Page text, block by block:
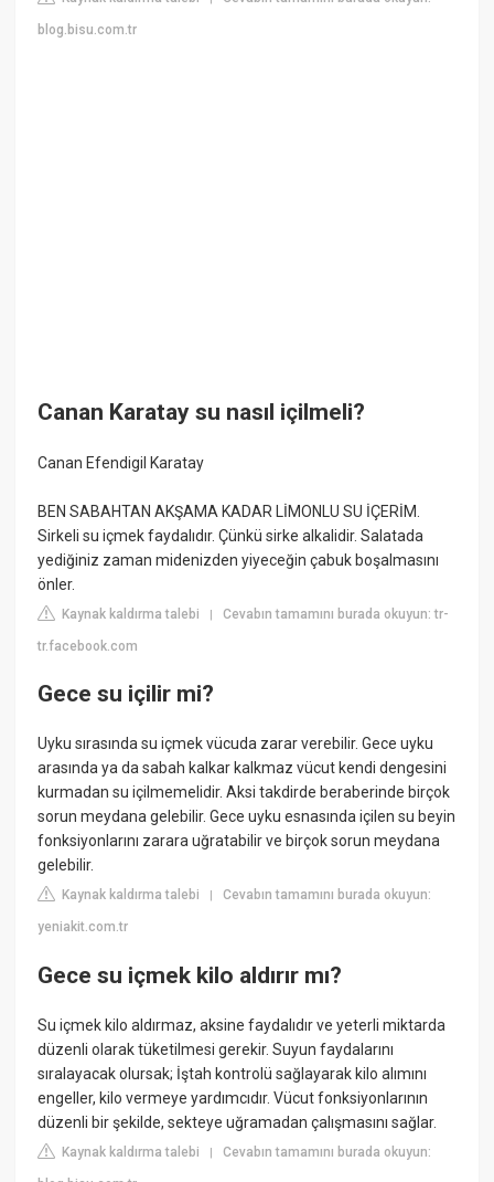
blog.bisu.com.tr
Canan Karatay su nasıl içilmeli?
Canan Efendigil Karatay
BEN SABAHTAN AKŞAMA KADAR LİMONLU SU İÇERİM.
Sirkeli su içmek faydalıdır. Çünkü sirke alkalidir. Salatada
yediğiniz zaman midenizden yiyeceğin çabuk boşalmasını
önler.
Kaynak kaldırma talebi |Cevabın tamamını burada okuyun: tr-
tr.facebook.com
Gece su içilir mi?
Uyku sırasında su içmek vücuda zarar verebilir. Gece uyku
arasında ya da sabah kalkar kalkmaz vücut kendi dengesini
kurmadan su içilmemelidir. Aksi takdirde beraberinde birçok
sorun meydana gelebilir. Gece uyku esnasında içilen su beyin
fonksiyonlarını zarara uğratabilir ve birçok sorun meydana
gelebilir.
Kaynak kaldırma talebi |Cevabın tamamını burada okuyun:
yeniakit.com.tr
Gece su içmek kilo aldırır mı?
Su içmek kilo aldırmaz, aksine faydalıdır ve yeterli miktarda
düzenli olarak tüketilmesi gerekir. Suyun faydalarını
sıralayacak olursak; İştah kontrolü sağlayarak kilo alımını
engeller, kilo vermeye yardımcıdır. Vücut fonksiyonlarının
düzenli bir şekilde, sekteye uğramadan çalışmasını sağlar.
Kaynak kaldırma talebi |Cevabın tamamını burada okuyun: